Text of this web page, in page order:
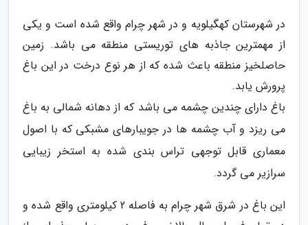
در شهرستان کهگیلویه و در شهر چرام واقع شده است و یکی
از مهمترین جاذبه های توریستی منطقه می باشد. زمین
حاصلخیز منطقه باعث شده که از هر نوع درخت در این باغ
پرورش یابد.
باغ دارای چندین چشمه می باشد که از دهانه شمالی به باغ
می ریزد و آب چشمه ها در جویبارهای مشبکی که با اصول
معماری قابل توجهی تراس بندی شده به استخر زیبایی
سرازیر می گردد.
این باغ در شرق شهر چرام به فاصله 2 کیلومتری واقع شده و